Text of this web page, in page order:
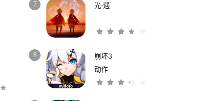
7 光·遇
8
崩坏3
动作